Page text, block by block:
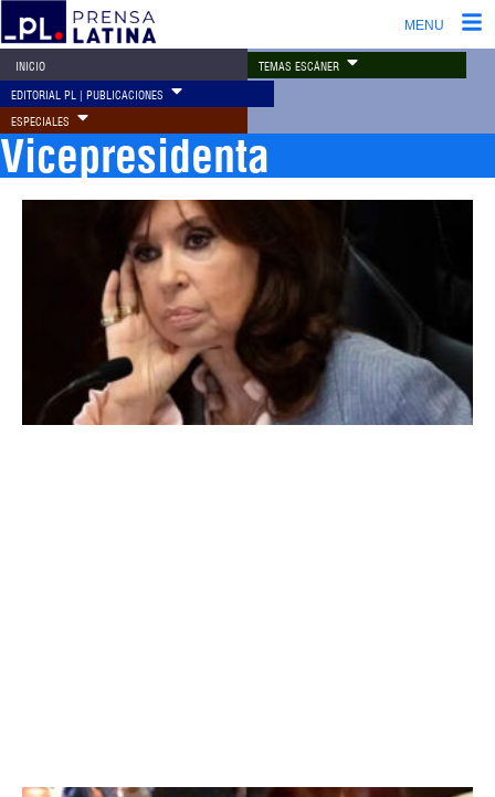
MENU
INICIO TEMAS ESCÁNER
EDITORIAL PL | PUBLICACIONES
ESPECIALES
Vicepresidenta